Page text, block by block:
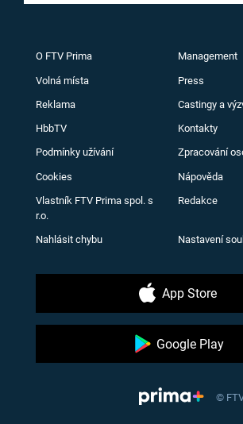
O FTV Prima Management
Volná místa Press
Reklama Castingy a
HbbTV Kontakty
Podmínky užívání Zpracování
Cookies Nápověda
Vlastník FTV Prima spol. s
r.o.
Redakce
Nahlásit chybu Nastavení
App Store
Google Play
©